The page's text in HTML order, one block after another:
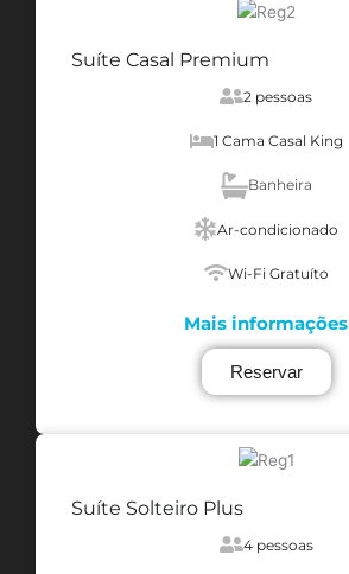
Suíte Casal Premium
2 pessoas
1 Cama Casal King
Banheira
Ar-condicionado
Wi-Fi Gratuíto
Mais informações
Reservar
Suíte Solteiro Plus
4 pessoas